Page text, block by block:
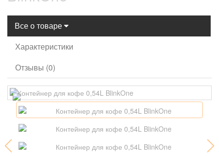
Все о товаре
Характеристики
Отзывы (0)